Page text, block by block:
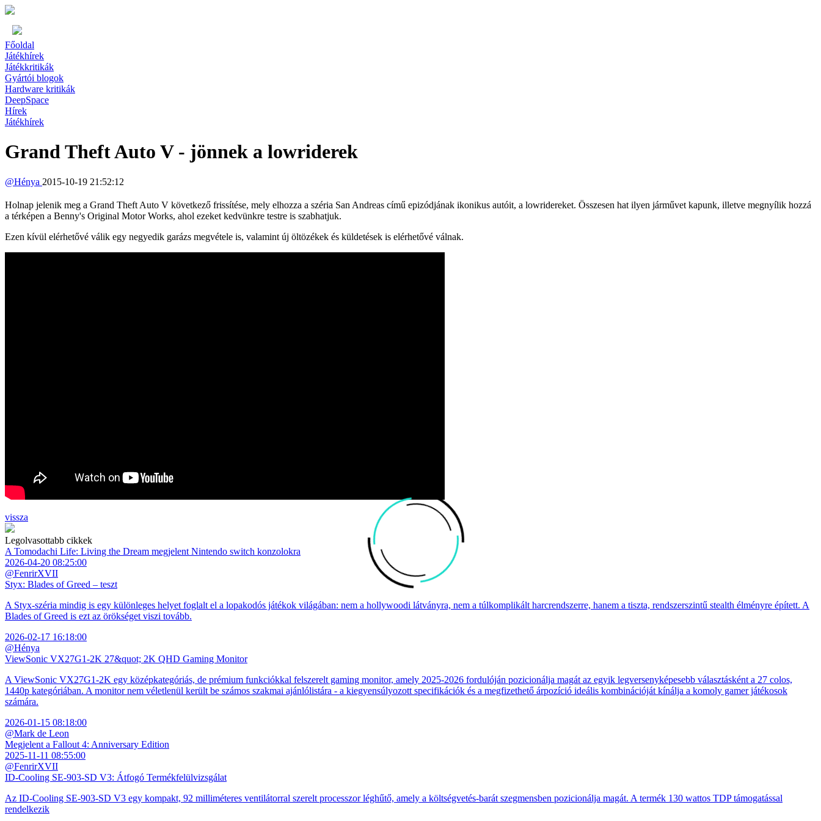
Főoldal
Játékhírek
Játékkritikák
Gyártói blogok
Hardware kritikák
DeepSpace
Hírek
Játékhírek
Grand Theft Auto V - jönnek a lowriderek
@Hénya 2015-10-19 21:52:12
Holnap jelenik meg a Grand Theft Auto V következő frissítése, mely elhozza a széria San Andreas című epizódjának ikonikus autóit, a lowridereket. Összesen hat ilyen járművet kapunk, illetve megnyílik hozzá
a térképen a Benny's Original Motor Works, ahol ezeket kedvünkre testre is szabhatjuk.
Ezen kívül elérhetővé válik egy negyedik garázs megvétele is, valamint új öltözékek és küldetések is elérhetővé válnak.
vissza
Legolvasottabb cikkek
A Tomodachi Life: Living the Dream megjelent Nintendo switch konzolokra
2026-04-20 08:25:00
@FenrirXVII
Styx: Blades of Greed – teszt
A Styx-széria mindig is egy különleges helyet foglalt el a lopakodós játékok világában: nem a hollywoodi látványra, nem a túlkomplikált harcrendszerre, hanem a tiszta, rendszerszintű stealth élményre épített. A
Blades of Greed is ezt az örökséget viszi tovább.
2026-02-17 16:18:00
@Hénya
ViewSonic VX27G1-2K 27&quot; 2K QHD Gaming Monitor
A ViewSonic VX27G1-2K egy középkategóriás, de prémium funkciókkal felszerelt gaming monitor, amely 2025-2026 fordulóján pozicionálja magát az egyik legversenyképesebb választásként a 27 colos,
1440p kategóriában. A monitor nem véletlenül került be számos szakmai ajánlólistára - a kiegyensúlyozott specifikációk és a megfizethető árpozíció ideális kombinációját kínálja a komoly gamer játékosok
számára.
2026-01-15 08:18:00
@Mark de Leon
Megjelent a Fallout 4: Anniversary Edition
2025-11-11 08:55:00
@FenrirXVII
ID-Cooling SE-903-SD V3: Átfogó Termékfelülvizsgálat
Az ID-Cooling SE-903-SD V3 egy kompakt, 92 milliméteres ventilátorral szerelt processzor léghűtő, amely a költségvetés-barát szegmensben pozicionálja magát. A termék 130 wattos TDP támogatással
rendelkezik